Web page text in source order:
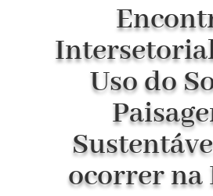
Uso do
ocorrer na